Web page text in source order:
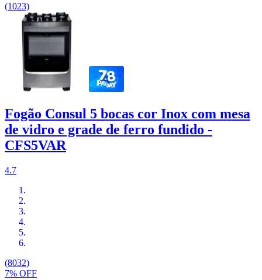
(1023)
Fogão Consul 5 bocas cor Inox com mesa
de vidro e grade de ferro fundido -
CFS5VAR
4.7
(8032)
7% OFF